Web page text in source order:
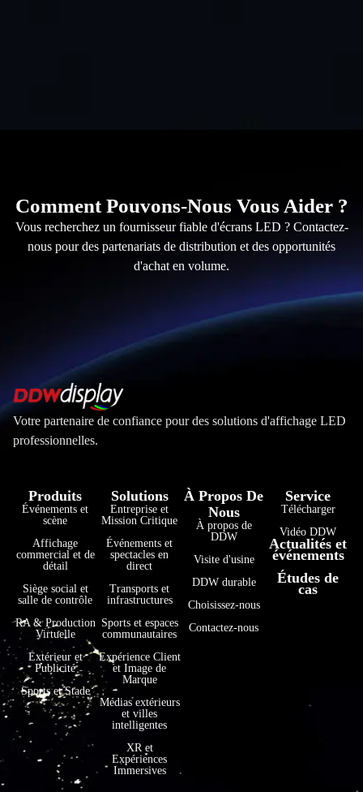
Comment Pouvons-Nous Vous Aider ?
Vous recherchez un fournisseur fiable d'écrans LED ? Contactez-
nous pour des partenariats de distribution et des opportunités
d'achat en volume.
Votre partenaire de confiance pour des solutions d'affichage LED
professionnelles.
Produits
Événements et
scène
Affichage
commercial et de
détail
Siège social et
salle de contrôle
RA & Production
Virtuelle
Extérieur et
Publicité
Sports et Stade
Solutions
Entreprise et
Mission Critique
Événements et
spectacles en
direct
Transports et
infrastructures
Sports et espaces
communautaires
Expérience Client
et Image de
Marque
Médias extérieurs
et villes
intelligentes
XR et
Expériences
Immersives
À Propos De
Nous
À propos de
DDW
Visite d'usine
DDW durable
Choisissez-nous
Contactez-nous
Service
Télécharger
Vidéo DDW
Actualités et
événements
Études de
cas